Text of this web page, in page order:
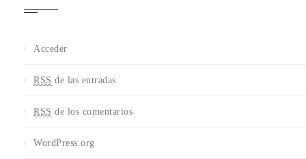
Acceder
RSS de las entradas
RSS de los comentarios
WordPress.org